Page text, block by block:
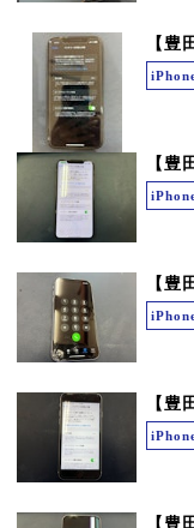
【豊